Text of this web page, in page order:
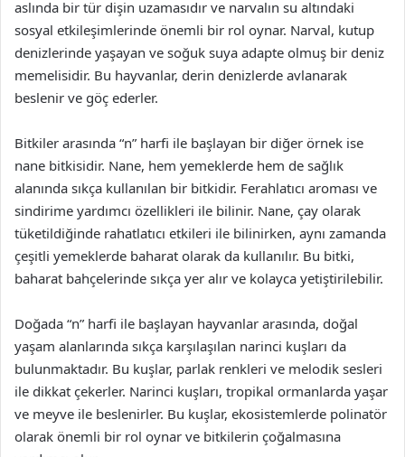
aslında bir tür dişin uzamasıdır ve narvalın su altındaki
sosyal etkileşimlerinde önemli bir rol oynar. Narval, kutup
denizlerinde yaşayan ve soğuk suya adapte olmuş bir deniz
memelisidir. Bu hayvanlar, derin denizlerde avlanarak
beslenir ve göç ederler.
Bitkiler arasında “n” harfi ile başlayan bir diğer örnek ise
nane bitkisidir. Nane, hem yemeklerde hem de sağlık
alanında sıkça kullanılan bir bitkidir. Ferahlatıcı aroması ve
sindirime yardımcı özellikleri ile bilinir. Nane, çay olarak
tüketildiğinde rahatlatıcı etkileri ile bilinirken, aynı zamanda
çeşitli yemeklerde baharat olarak da kullanılır. Bu bitki,
baharat bahçelerinde sıkça yer alır ve kolayca yetiştirilebilir.
Doğada “n” harfi ile başlayan hayvanlar arasında, doğal
yaşam alanlarında sıkça karşılaşılan narinci kuşları da
bulunmaktadır. Bu kuşlar, parlak renkleri ve melodik sesleri
ile dikkat çekerler. Narinci kuşları, tropikal ormanlarda yaşar
ve meyve ile beslenirler. Bu kuşlar, ekosistemlerde polinatör
olarak önemli bir rol oynar ve bitkilerin çoğalmasına